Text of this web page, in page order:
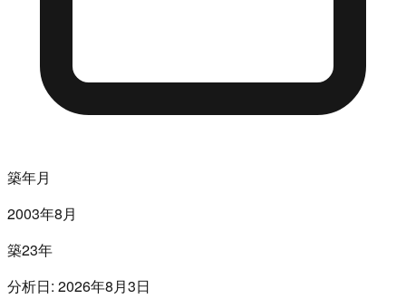
築年月
2003年8月
築23年
分析日: 2026年8月3日